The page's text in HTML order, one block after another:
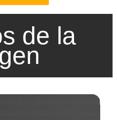
de la